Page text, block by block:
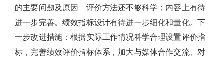
的主要问题及原因：评价方法还不够科学；内容上有待
进一步完善。绩效指标设计有待进一步细化和量化。下
一步改进措施：根据实际工作情况科学合理设置评价指
标，完善绩效评价指标体系，加大与媒体合作交流、对